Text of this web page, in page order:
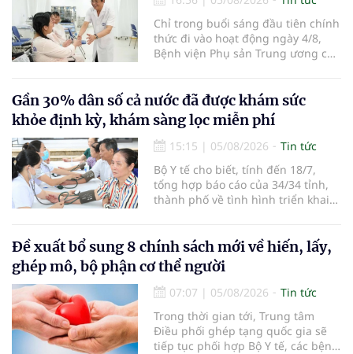
Chỉ trong buổi sáng đầu tiên chính
thức đi vào hoạt động ngày 4/8,
Bệnh viện Phụ sản Trung ương cơ
em bé đầu tiên chào đời.
Gần 30% dân số cả nước đã được khám sức
khỏe định kỳ, khám sàng lọc miễn phí
15:15 | 05/08/2026
Tin tức
Bộ Y tế cho biết, tính đến 18/7,
tổng hợp báo cáo của 34/34 tỉnh,
thành phố về tình hình triển khai
nhận 32.286.360 người, chiếm gần
30% dân số cả nước đã được khám
sức khỏe định kỳ năm nay.
Đề xuất bổ sung 8 chính sách mới về hiến, lấy,
ghép mô, bộ phận cơ thể người
07:07 | 05/08/2026
Tin tức
Trong thời gian tới, Trung tâm
Điều phối ghép tạng quốc gia sẽ
tiếp tục phối hợp Bộ Y tế, các bệnh